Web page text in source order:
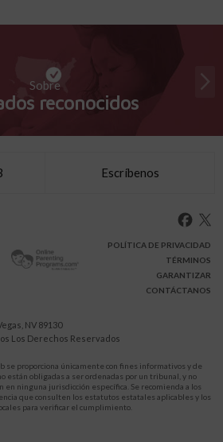
Sobre
reconocidos
Escríbenos
POLÍTICA DE PRIVACIDAD
TÉRMINOS
GARANTIZAR
CONTÁCTANOS
NV 89130
Los Derechos Reservados
se proporciona únicamente con fines informativos y de
están obligadas a ser ordenadas por un tribunal, y no
en ninguna jurisdicción específica. Se recomienda a los
que consulten los estatutos estatales aplicables y los
para verificar el cumplimiento.